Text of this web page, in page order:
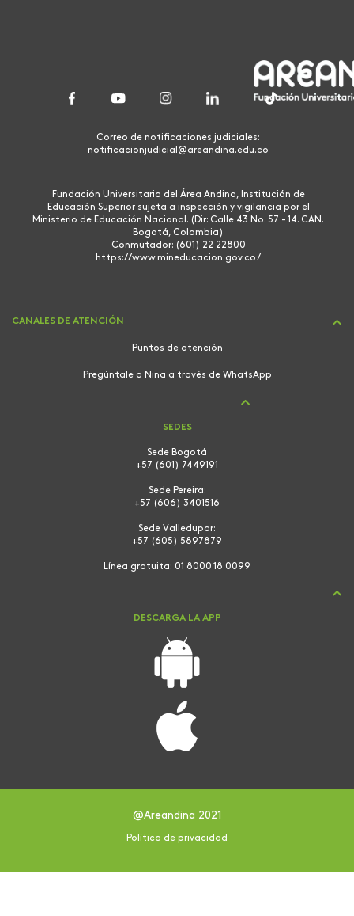
Correo de notificaciones judiciales:
notificacionjudicial@areandina.edu.co
Fundación Universitaria del Área Andina, Institución de
Educación Superior sujeta a inspección y vigilancia por el
Ministerio de Educación Nacional. (Dir: Calle 43 No. 57 - 14. CAN.
Bogotá, Colombia)
Conmutador: (601) 22 22800
https://www.mineducacion.gov.co/
CANALES DE ATENCIÓN
Puntos de atención
Pregúntale a Nina a través de WhatsApp
SEDES
Sede Bogotá
+57 (601) 7449191
Sede Pereira:
+57 (606) 3401516
Sede Valledupar:
+57 (605) 5897879
Línea gratuita: 01 8000 18 0099
DESCARGA LA APP
@Areandina 2021
Política de privacidad